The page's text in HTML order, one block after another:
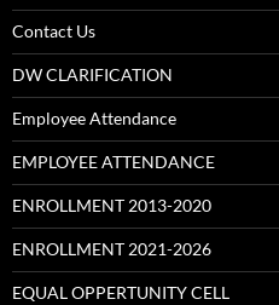
Contact Us
DW CLARIFICATION
Employee Attendance
EMPLOYEE ATTENDANCE
ENROLLMENT 2013-2020
ENROLLMENT 2021-2026
EQUAL OPPERTUNITY CELL